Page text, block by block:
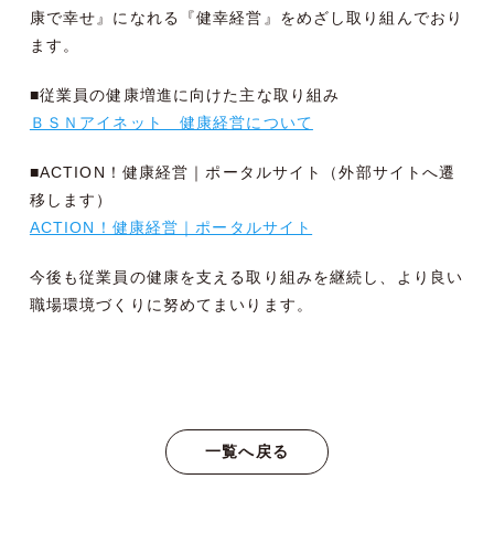
康で幸せ』になれる『健幸経営』をめざし取り組んでおり
ます。
■従業員の健康増進に向けた主な取り組み
ＢＳＮアイネット 健康経営について
■ACTION！健康経営｜ポータルサイト（外部サイトへ遷
移します）
ACTION！健康経営｜ポータルサイト
今後も従業員の健康を支える取り組みを継続し、より良い
職場環境づくりに努めてまいります。
一覧へ戻る